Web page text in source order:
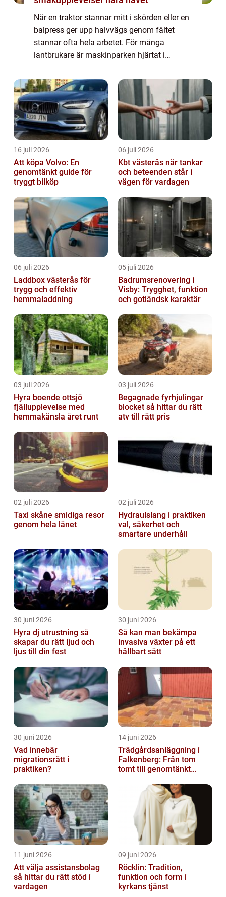
När en traktor stannar mitt i skörden eller en
balpress ger upp halvvägs genom fältet
stannar ofta hela arbetet. För många
lantbrukare är maskinparken hjärtat i
maskiner minsk...
16 juli 2026
Att köpa Volvo: En
genomtänkt guide för
tryggt bilköp
06 juli 2026
Kbt västerås när tankar
och beteenden står i
vägen för vardagen
06 juli 2026
Laddbox västerås för
trygg och effektiv
hemmaladdning
05 juli 2026
Badrumsrenovering i
Visby: Trygghet, funktion
och gotländsk karaktär
03 juli 2026
Hyra boende ottsjö
fjällupplevelse med
hemmakänsla året runt
03 juli 2026
Begagnade fyrhjulingar
blocket så hittar du rätt
atv till rätt pris
02 juli 2026
Taxi skåne smidiga resor
genom hela länet
02 juli 2026
Hydraulslang i praktiken
val, säkerhet och
smartare underhåll
30 juni 2026
Hyra dj utrustning så
skapar du rätt ljud och
ljus till din fest
30 juni 2026
Så kan man bekämpa
invasiva växter på ett
hållbart sätt
30 juni 2026
Vad innebär
migrationsrätt i
praktiken?
14 juni 2026
Trädgårdsanläggning i
Falkenberg: Från tom
tomt till genomtänkt
11 juni 2026
Att välja assistansbolag
så hittar du rätt stöd i
vardagen
09 juni 2026
Röcklin: Tradition,
funktion och form i
kyrkans tjänst